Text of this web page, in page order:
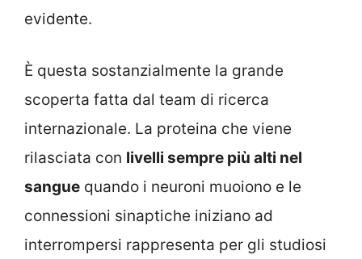
evidente.
È questa sostanzialmente la grande
scoperta fatta dal team di ricerca
internazionale. La proteina che viene
rilasciata con livelli sempre più alti nel
sangue quando i neuroni muoiono e le
connessioni sinaptiche iniziano ad
interrompersi rappresenta per gli studiosi